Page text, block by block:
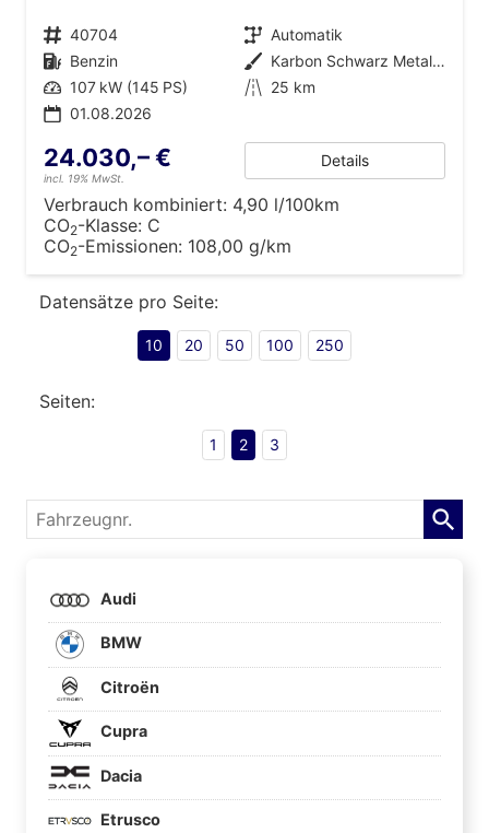
Fahrzeugnr. 40704 Getriebe Automatik
Kraftstoff Benzin Außenfarbe
Karbon Schwarz Metallic
Leistung 107 kW (145 PS) Kilometerstand 25 km
01.08.2026
24.030,– €
incl. 19% MwSt.
Details
Verbrauch kombiniert: 4,90 l/100km
CO2-Klasse: C
CO2-Emissionen: 108,00 g/km
Datensätze pro Seite:
10 20 50 100 250
Seiten:
1 2 3
Fahrzeugnr.
Audi
BMW
Citroën
Cupra
Dacia
Etrusco